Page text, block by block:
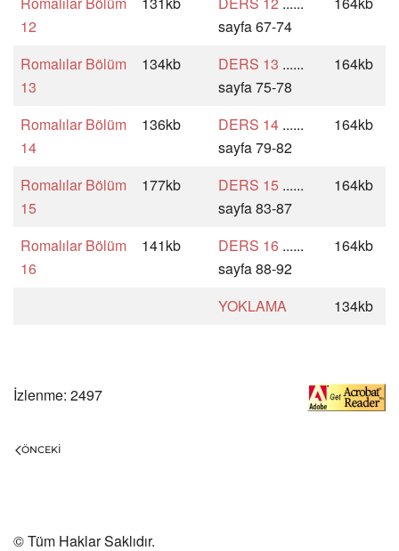
12
sayfa 67-74
Romalılar Bölüm
13
134kb DERS 13 ......
sayfa 75-78
164kb
Romalılar Bölüm
14
136kb DERS 14 ......
sayfa 79-82
164kb
Romalılar Bölüm
15
177kb DERS 15 ......
sayfa 83-87
164kb
Romalılar Bölüm
16
141kb DERS 16 ......
sayfa 88-92
164kb
YOKLAMA 134kb
İzlenme: 2497
ÖNCEKI
© Tüm Haklar Saklıdır.